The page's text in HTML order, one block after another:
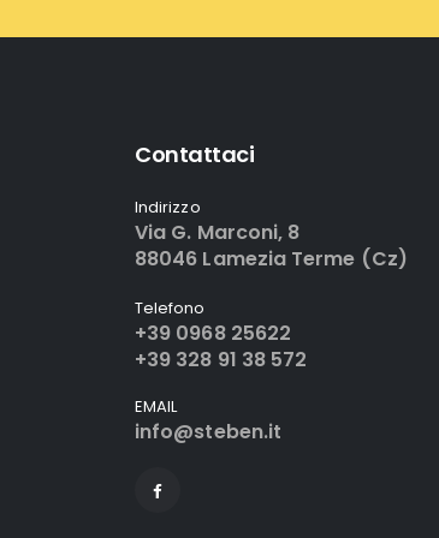
Contattaci
Indirizzo
Via G. Marconi, 8
88046 Lamezia Terme (Cz)
Telefono
+39 0968 25622
+39 328 91 38 572
EMAIL
info@steben.it